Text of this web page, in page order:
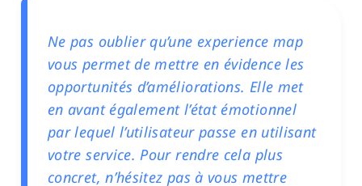
Ne pas oublier qu’une experience map
vous permet de mettre en évidence les
opportunités d’améliorations. Elle met
en avant également l’état émotionnel
par lequel l’utilisateur passe en utilisant
votre service. Pour rendre cela plus
concret, n’hésitez pas à vous mettre